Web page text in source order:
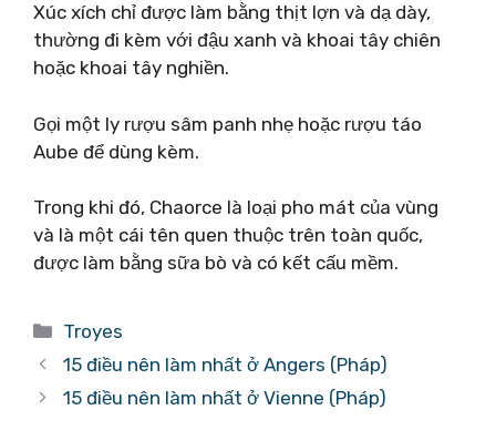
Xúc xích chỉ được làm bằng thịt lợn và dạ dày,
thường đi kèm với đậu xanh và khoai tây chiên
hoặc khoai tây nghiền.
Gọi một ly rượu sâm panh nhẹ hoặc rượu táo
Aube để dùng kèm.
Trong khi đó, Chaorce là loại pho mát của vùng
và là một cái tên quen thuộc trên toàn quốc,
được làm bằng sữa bò và có kết cấu mềm.
Danh
mục
Troyes
15 điều nên làm nhất ở Angers (Pháp)
15 điều nên làm nhất ở Vienne (Pháp)